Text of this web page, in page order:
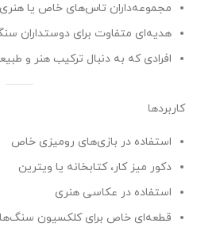
مجموعه‌داران تاس‌های خاص یا هنری
هدیه‌ای متفاوت برای دوستداران
افرادی که به دنبال ترکیب هنر و
کاربردها
استفاده در بازی‌های رومیزی خاص
دکور میز کار، کتابخانه یا ویترین
استفاده در عکاسی هنری
قطعه‌ای خاص برای کلکسیون